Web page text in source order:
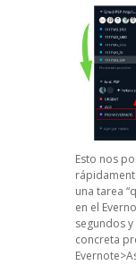
Esto nos
una tarea
en el
segundos
concreta